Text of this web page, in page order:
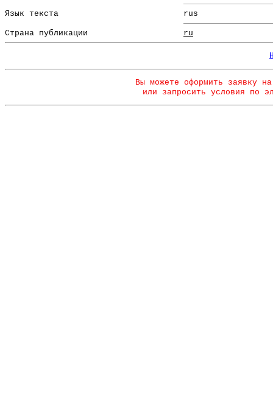
Язык текста rus
Страна публикации ru
Вы можете оформить заявку
или запросить условия по